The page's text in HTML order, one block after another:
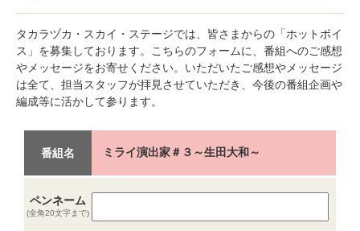
タカラヅカ・スカイ・ステージでは、皆さまからの「ホットボイ
ス」を募集しております。こちらのフォームに、番組へのご感想
やメッセージをお寄せください。いただいたご感想やメッセージ
は全て、担当スタッフが拝見させていただき、今後の番組企画や
編成等に活かして参ります。
番組名 ミライ演出家＃３～生田大和～
ペンネーム
(全角20文字まで)